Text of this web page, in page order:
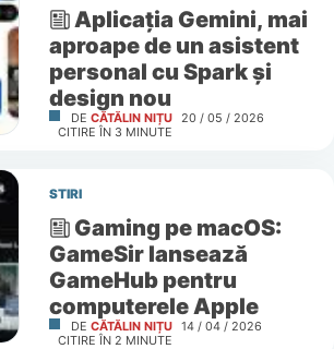
Aplicația Gemini, mai
aproape de un asistent
personal cu Spark și
design nou
DE CĂTĂLIN NIȚU 20 / 05 / 2026
CITIRE ÎN 3 MINUTE
STIRI
Gaming pe macOS:
GameSir lansează
GameHub pentru
computerele Apple
DE CĂTĂLIN NIȚU 14 / 04 / 2026
CITIRE ÎN 2 MINUTE